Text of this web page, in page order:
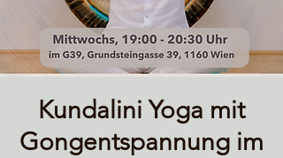
Kundalini Yoga mit
Gongentspannung im